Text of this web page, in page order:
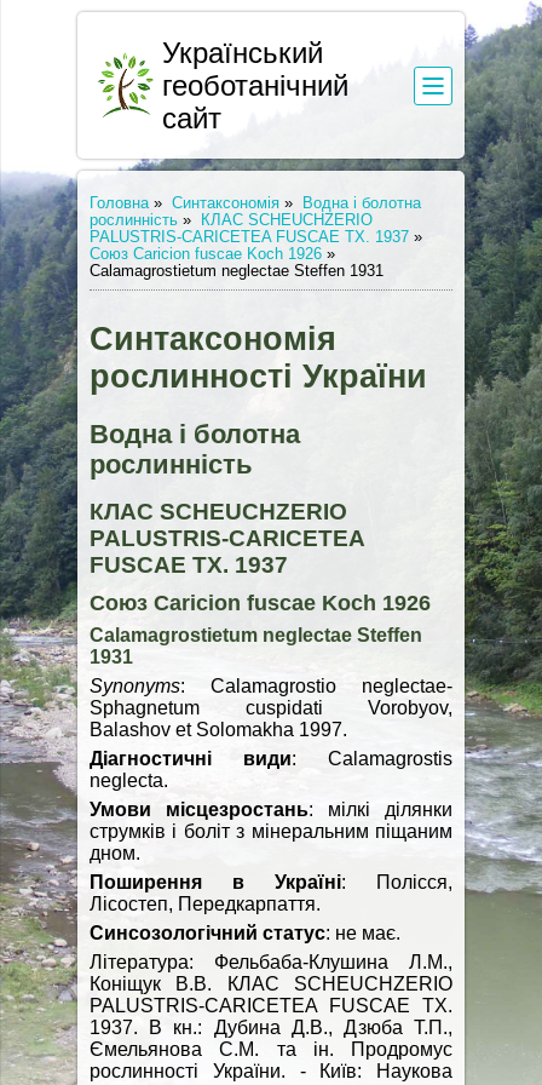
Український
геоботанічний
сайт
Головна » Синтаксономія »
Водна і болотна
рослинність »
КЛАС SCHEUCHZERIO
PALUSTRIS-CARICETEA FUSCAE TX. 1937 »
Союз Caricion fuscae Koch 1926 »
Calamagrostietum neglectae Steffen 1931
Синтаксономія
рослинності України
Водна і болотна
рослинність
КЛАС SCHEUCHZERIO
PALUSTRIS-CARICETEA
FUSCAE TX. 1937
Союз Caricion fuscae Koch 1926
Calamagrostietum neglectae Steffen
1931
Synonyms: Calamagrostio neglectae-
Sphagnetum cuspidati Vorobyov,
Balashov et Solomakha 1997.
Діагностичні види: Calamagrostis
neglecta.
Умови місцезростань: мілкі ділянки
струмків і боліт з мінеральним піщаним
дном.
Поширення в Україні: Полісся,
Лісостеп, Передкарпаття.
Синсозологічний статус: не має.
Література: Фельбаба-Клушина Л.М.,
Коніщук В.В. КЛАС SCHEUCHZERIO
PALUSTRIS-CARICETEA FUSCAE TX.
1937. В кн.: Дубина Д.В., Дзюба Т.П.,
Ємельянова С.М. та ін. Продромус
рослинності України. - Київ: Наукова